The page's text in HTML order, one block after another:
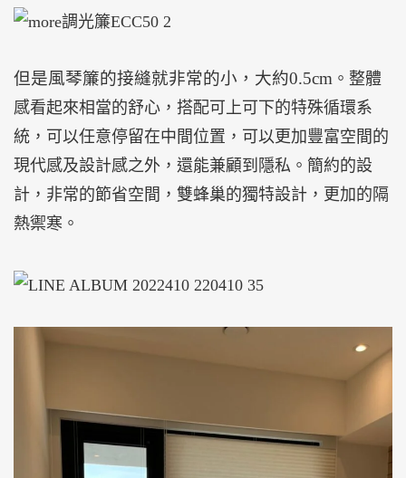
但是風琴簾的接縫就非常的小，大約0.5cm 。整體
感看起來相當的舒心，搭配可上可下的特殊循環系
統，可以任意停留在中間位置，可以更加豐富空間的
現代感及設計感之外，還能兼顧到隱私。簡約的設
計，非常的節省空間，雙蜂巢的獨特設計，更加的隔
熱禦寒。